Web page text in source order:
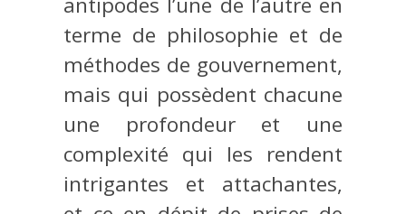
terme de philosophie et de
méthodes de gouvernement,
mais qui possèdent chacune
une profondeur et une
complexité qui les rendent
intrigantes et attachantes,